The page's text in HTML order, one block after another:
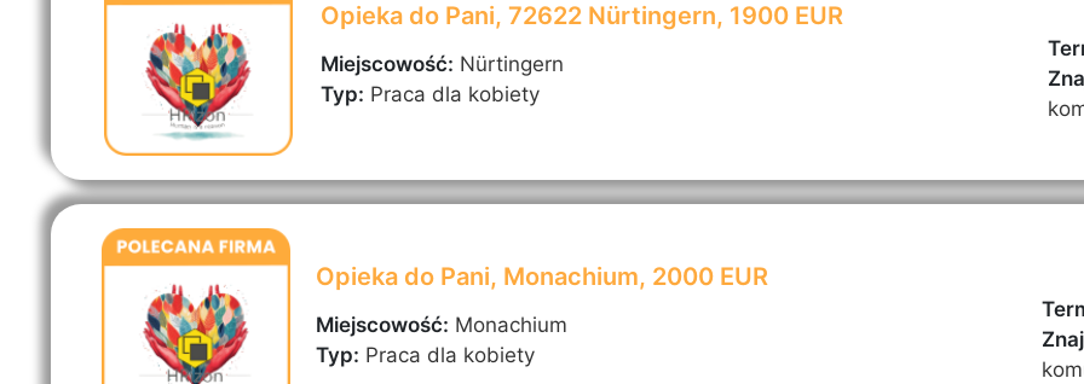
Opieka do Pani, 72622 Nürtingern, 1900 EUR
Miejscowość: Nürtingern
Typ: Praca dla kobiety
Opieka do Pani, Monachium, 2000 EUR
Miejscowość: Monachium
Typ: Praca dla kobiety